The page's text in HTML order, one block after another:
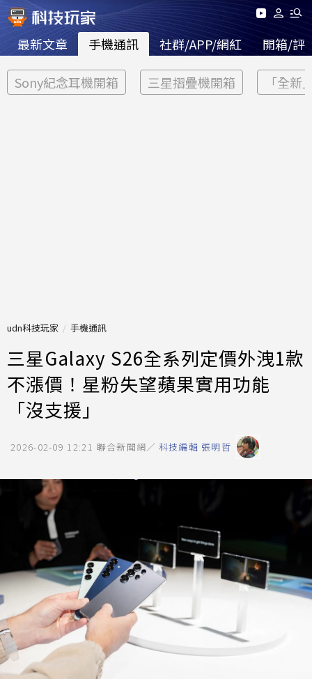
最新文章 手機通訊 社群/APP/網紅 開箱/評
Sony紀念耳機開箱 三星摺疊機開箱 「全新
udn科技玩家 手機通訊
三星Galaxy S26全系列定價外洩1款
不漲價！星粉失望蘋果實用功能
「沒支援」
2026-02-09 12:21 聯合新聞網／ 科技編輯 張明哲